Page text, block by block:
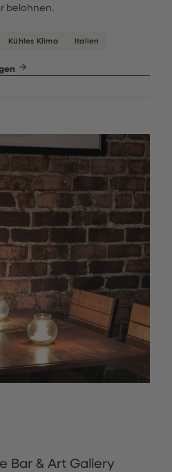
belohnen.
Kühles Klima Italien
Bar & Art Gallery